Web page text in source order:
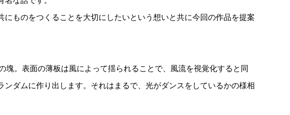
ものをつくることを大切にしたいという想いと共に今回の作品を提案
。表面の薄板は風によって揺られることで、風流を視覚化すると同
ダムに作り出します。それはまるで、光がダンスをしているかの様相